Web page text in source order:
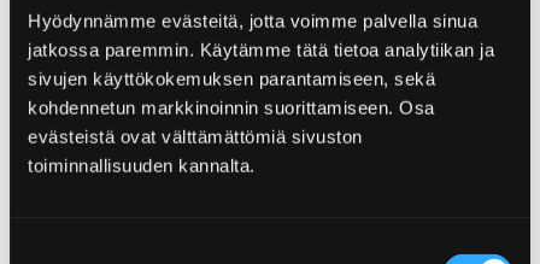
Hyödynnämme evästeitä, jotta voimme palvella sinua
jatkossa paremmin. Käytämme tätä tietoa analytiikan ja
sivujen käyttökokemuksen parantamiseen, sekä
kohdennetun markkinoinnin suorittamiseen. Osa
evästeistä ovat välttämättömiä sivuston
toiminnallisuuden kannalta.
Home Utflykter och guidning
Utflykter och guidning